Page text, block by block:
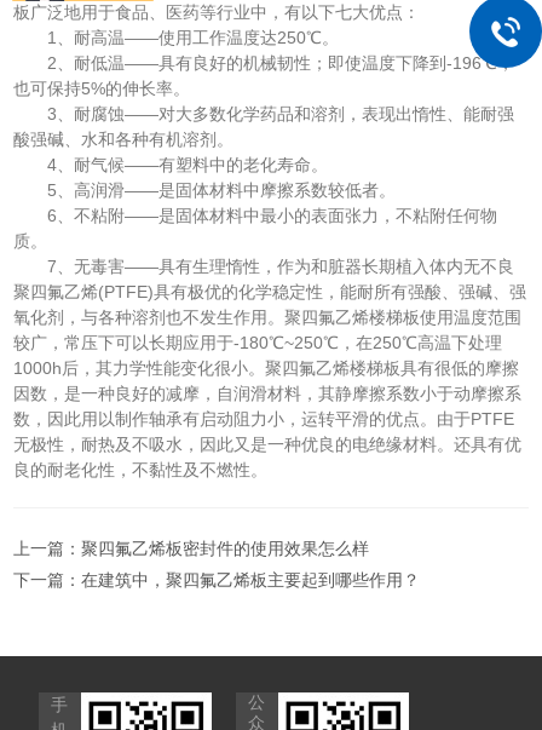
板广泛地用于食品、医药等行业中，有以下七大优点：
1、耐高温——使用工作温度达250℃。
2、耐低温——具有良好的机械韧性；即使温度下降到-196℃，
也可保持5%的伸长率。
3、耐腐蚀——对大多数化学药品和溶剂，表现出惰性、能耐强
酸强碱、水和各种有机溶剂。
4、耐气候——有塑料中的老化寿命。
5、高润滑——是固体材料中摩擦系数较低者。
6、不粘附——是固体材料中最小的表面张力，不粘附任何物
质。
7、无毒害——具有生理惰性，作为和脏器长期植入体内无不良
聚四氟乙烯(PTFE)具有极优的化学稳定性，能耐所有强酸、强碱、强
氧化剂，与各种溶剂也不发生作用。聚四氟乙烯楼梯板使用温度范围
较广，常压下可以长期应用于-180℃~250℃，在250℃高温下处理
1000h后，其力学性能变化很小。聚四氟乙烯楼梯板具有很低的摩擦
因数，是一种良好的减摩，自润滑材料，其静摩擦系数小于动摩擦系
数，因此用以制作轴承有启动阻力小，运转平滑的优点。由于PTFE
无极性，耐热及不吸水，因此又是一种优良的电绝缘材料。还具有优
良的耐老化性，不黏性及不燃性。
上一篇：聚四氟乙烯板密封件的使用效果怎么样
下一篇：在建筑中，聚四氟乙烯板主要起到哪些作用？
手
公
众